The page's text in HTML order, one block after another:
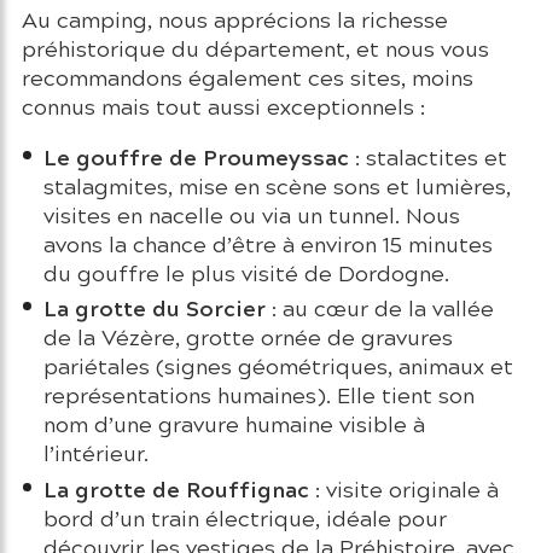
Au camping, nous apprécions la richesse
préhistorique du département, et nous vous
recommandons également ces sites, moins
connus mais tout aussi exceptionnels :
Le gouffre de Proumeyssac : stalactites et
stalagmites, mise en scène sons et lumières,
visites en nacelle ou via un tunnel. Nous
avons la chance d’être à environ 15 minutes
du gouffre le plus visité de Dordogne.
La grotte du Sorcier : au cœur de la vallée
de la Vézère, grotte ornée de gravures
pariétales (signes géométriques, animaux et
représentations humaines). Elle tient son
nom d’une gravure humaine visible à
l’intérieur.
La grotte de Rouffignac : visite originale à
bord d’un train électrique, idéale pour
découvrir les vestiges de la Préhistoire, avec